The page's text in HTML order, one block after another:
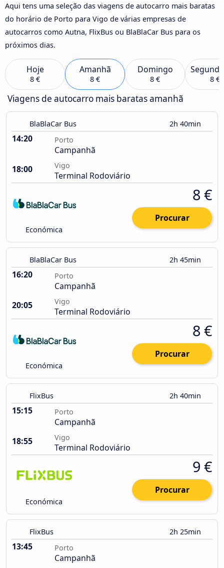
Aqui tens uma seleção das viagens de autocarro mais baratas
do horário de Porto para Vigo de várias empresas de
autocarros como Autna, FlixBus ou BlaBlaCar Bus para os
próximos dias.
Hoje
8 €
Amanhã
8 €
Domingo
8 € 8 €
Viagens de autocarro mais baratas amanhã
BlaBlaCar Bus 2h 40min
14:20 Porto
Campanhã
18:00
Vigo
Terminal Rodoviário
Económica
8 €
Procurar
BlaBlaCar Bus 2h 45min
16:20 Porto
Campanhã
20:05
Vigo
Terminal Rodoviário
Económica
8 €
Procurar
FlixBus 2h 40min
15:15 Porto
Campanhã
18:55
Vigo
Terminal Rodoviário
Económica
9 €
Procurar
FlixBus 2h 25min
13:45 Porto
Campanhã